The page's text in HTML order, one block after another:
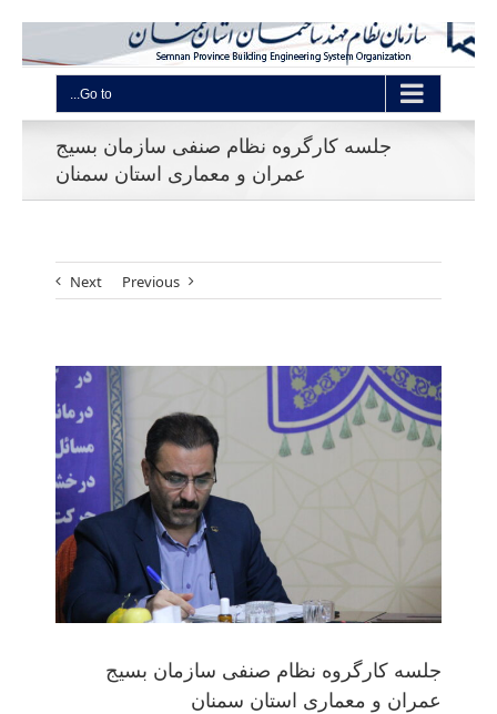
Go to...
جلسه کارگروه نظام صنفی سازمان بسیج
عمران و معماری استان سمنان
Previous
Next
View
Larger
Image
جلسه کارگروه نظام صنفی سازمان بسیج
عمران و معماری استان سمنان